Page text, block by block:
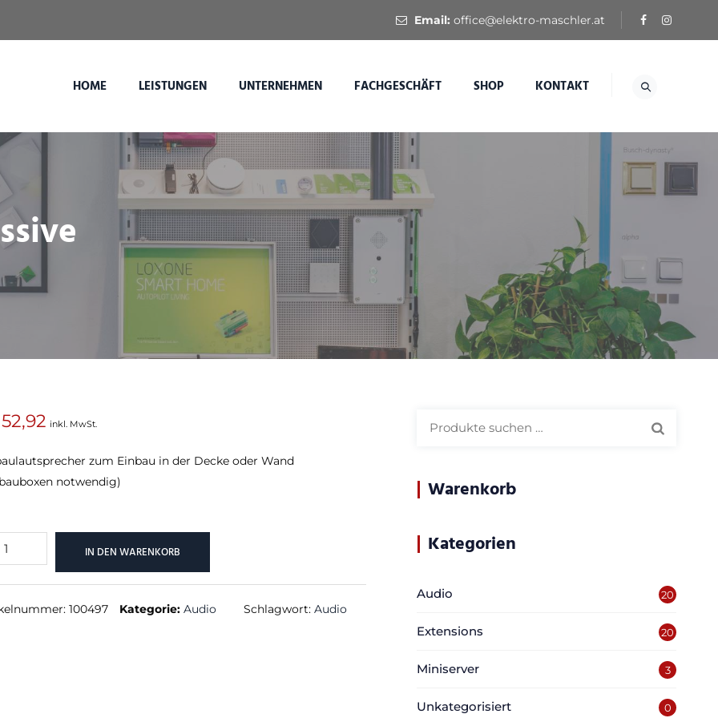
Email: office@elektro-maschler.at
HOME LEISTUNGEN UNTERNEHMEN FACHGESCHÄFT SHOP KONTAKT
inkl. MwSt.
zum Einbau in der Decke oder Wand
notwendig)
IN DEN WARENKORB
100497 Kategorie: Audio Schlagwort: Audio
Warenkorb
Kategorien
Audio 20
Extensions 20
Miniserver 3
Unkategorisiert 0